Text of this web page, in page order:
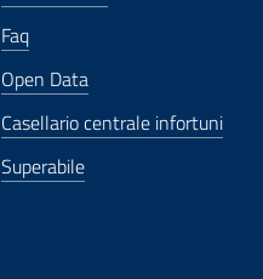
Faq
Open Data
Casellario centrale infortuni
Superabile